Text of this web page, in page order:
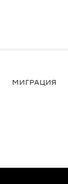
МИГРАЦИЯ